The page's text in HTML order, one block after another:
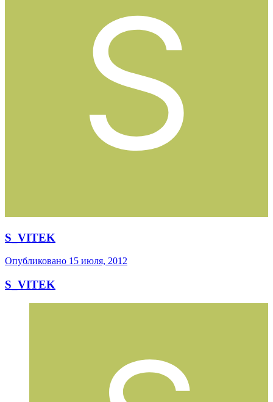
S_VITEK
Опубликовано 15 июля, 2012
S_VITEK